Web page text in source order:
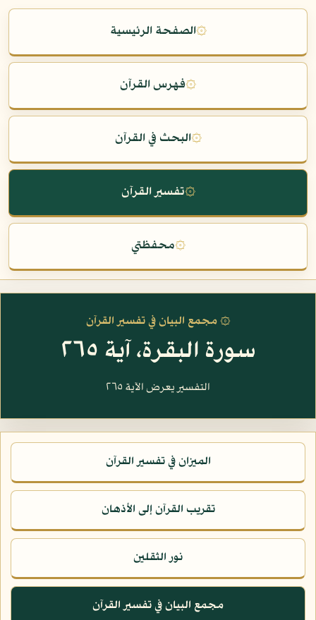
۞الصفحة الرئيسية
۞فهرس القرآن
۞البحث في القرآن
۞تفسير القرآن
۞محفظتي
۞ مجمع البيان في تفسير القرآن
سورة البقرة، آية ٢٦٥
التفسير يعرض الآية ٢٦٥
الميزان في تفسير القرآن
تقريب القرآن إلى الأذهان
نور الثقلين
مجمع البيان في تفسير القرآن